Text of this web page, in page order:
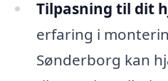
Tilpasning til dit
erfaring i
Sønderborg kan